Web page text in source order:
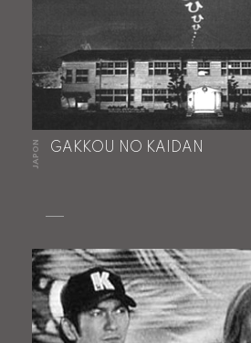
JAPON GAKKOU NO KAIDAN